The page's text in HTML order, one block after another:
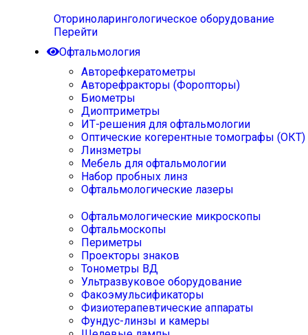
Оториноларингологическое оборудование
Перейти
Офтальмология
Авторефкератометры
Авторефракторы (Форопторы)
Биометры
Диоптриметры
ИТ-решения для офтальмологии
Оптические когерентные томографы (ОКТ)
Линзметры
Мебель для офтальмологии
Набор пробных линз
Офтальмологические лазеры
Офтальмологические микроскопы
Офтальмоскопы
Периметры
Проекторы знаков
Тонометры ВД
Ультразвуковое оборудование
Факоэмульсификаторы
Физиотерапевтические аппараты
Фундус-линзы и камеры